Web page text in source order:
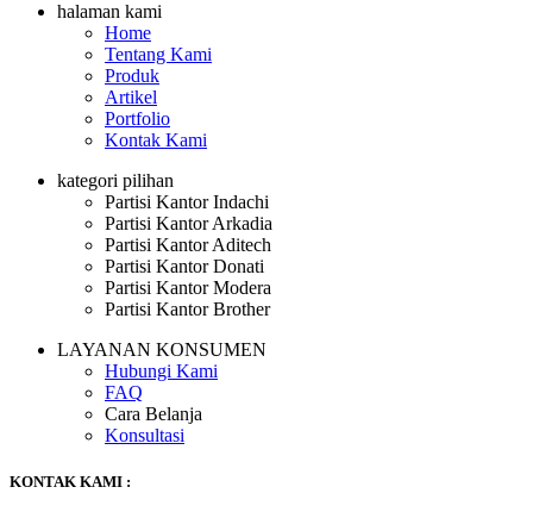
halaman kami
Home
Tentang Kami
Produk
Artikel
Portfolio
Kontak Kami
kategori pilihan
Partisi Kantor Indachi
Partisi Kantor Arkadia
Partisi Kantor Aditech
Partisi Kantor Donati
Partisi Kantor Modera
Partisi Kantor Brother
LAYANAN KONSUMEN
Hubungi Kami
FAQ
Cara Belanja
Konsultasi
KONTAK KAMI :